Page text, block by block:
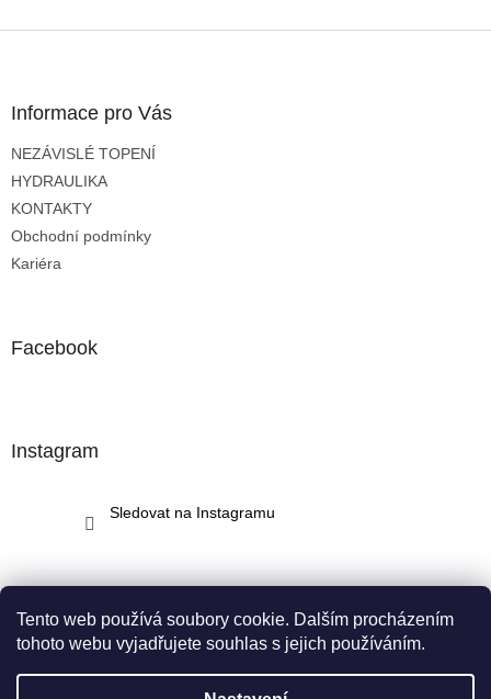
Tento web používá soubory cookie. Dalším procházením
tohoto webu vyjadřujete souhlas s jejich používáním.
Informace pro Vás
NEZÁVISLÉ TOPENÍ
HYDRAULIKA
KONTAKTY
Obchodní podmínky
Kariéra
Facebook
Instagram
Sledovat na Instagramu